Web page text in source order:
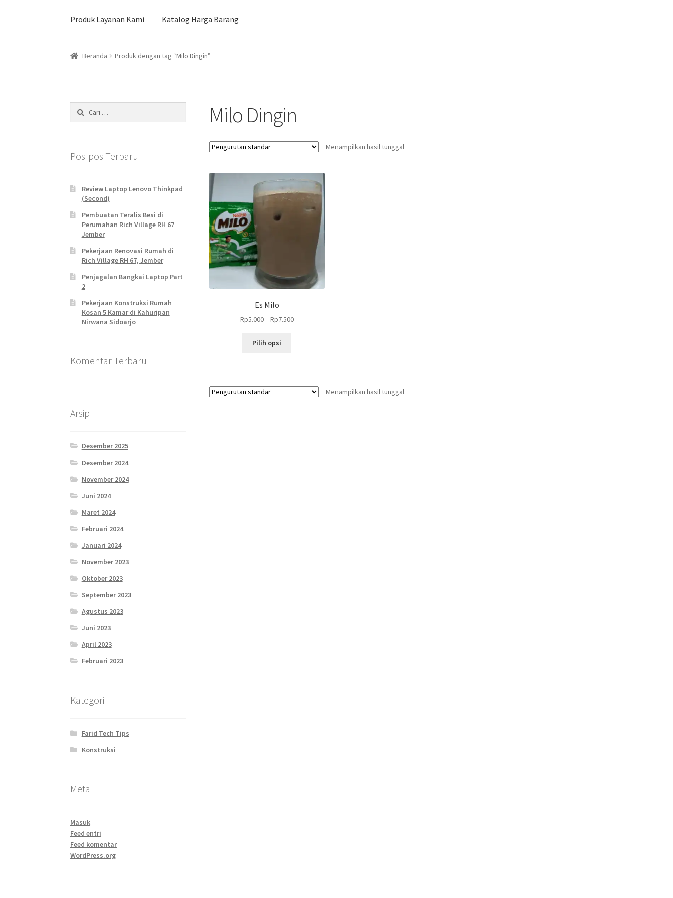
Produk Layanan Kami Katalog Harga Barang
Beranda Durian Kupas Premium dari Jember
Produk Layanan KamiReparasi Rumah
Beranda Produk dengan tag “Milo Dingin”
Milo Dingin
Menampilkan hasil tunggal
Es Milo
Rp5.000– Rp7.500
Pilih opsi
Menampilkan hasil tunggal
Cari
untuk:
Pos-pos Terbaru
Review Laptop Lenovo Thinkpad
(Second)
Pembuatan Teralis Besi di
Perumahan Rich Village RH 67
Jember
Pekerjaan Renovasi Rumah di
Rich Village RH 67, Jember
Penjagalan Bangkai Laptop Part
2
Pekerjaan Konstruksi Rumah
Kosan 5 Kamar di Kahuripan
Nirwana Sidoarjo
Komentar Terbaru
Arsip
Desember 2025
Desember 2024
November 2024
Juni 2024
Maret 2024
Februari 2024
Januari 2024
November 2023
Oktober 2023
September 2023
Agustus 2023
Juni 2023
April 2023
Februari 2023
Kategori
Farid Tech Tips
Konstruksi
Meta
Masuk
Feed entri
Feed komentar
WordPress.org